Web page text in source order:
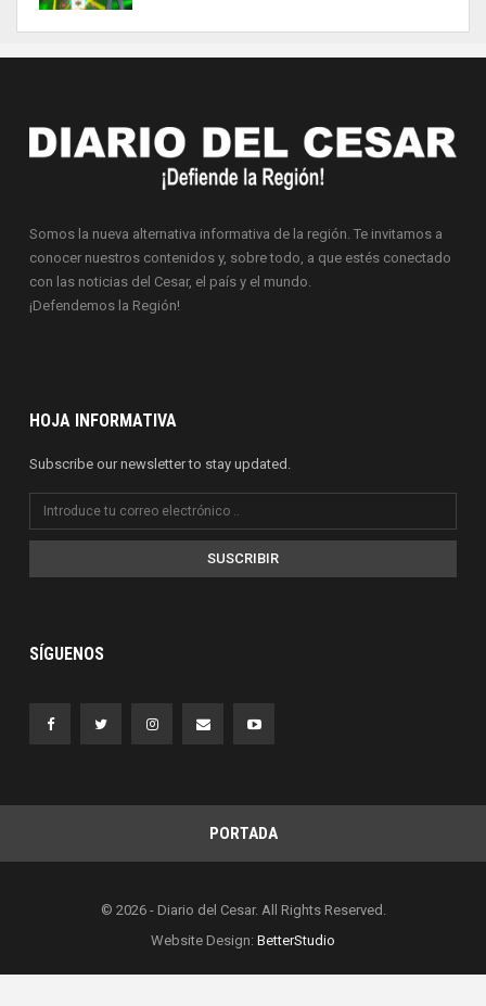
Somos la nueva alternativa informativa de la región. Te invitamos a
conocer nuestros contenidos y, sobre todo, a que estés conectado
con las noticias del Cesar, el país y el mundo.
¡Defendemos la Región!
HOJA INFORMATIVA
Subscribe our newsletter to stay updated.
SUSCRIBIR
SÍGUENOS
PORTADA
© 2026 - Diario del Cesar. All Rights Reserved.
Website Design: BetterStudio